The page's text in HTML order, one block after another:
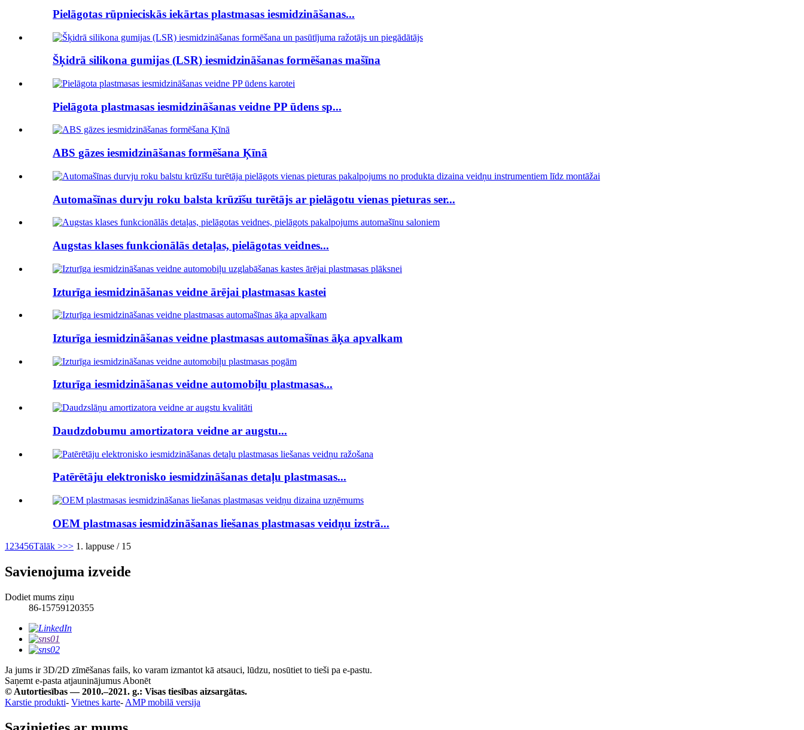
Pielāgotas rūpnieciskās iekārtas plastmasas iesmidzināšanas...
Šķidrā silikona gumijas (LSR) iesmidzināšanas formēšanas mašīna
Pielāgota plastmasas iesmidzināšanas veidne PP ūdens sp...
ABS gāzes iesmidzināšanas formēšana Ķīnā
Automašīnas durvju roku balsta krūzīšu turētājs ar pielāgotu vienas pieturas ser...
Augstas klases funkcionālās detaļas, pielāgotas veidnes...
Izturīga iesmidzināšanas veidne ārējai plastmasas kastei
Izturīga iesmidzināšanas veidne plastmasas automašīnas āķa apvalkam
Izturīga iesmidzināšanas veidne automobiļu plastmasas...
Daudzdobumu amortizatora veidne ar augstu...
Patērētāju elektronisko iesmidzināšanas detaļu plastmasas...
OEM plastmasas iesmidzināšanas liešanas plastmasas veidņu izstrā...
123456Tālāk >>> 1. lappuse / 15
Savienojuma izveide
Dodiet mums ziņu
86-15759120355
Ja jums ir 3D/2D zīmēšanas fails, ko varam izmantot kā atsauci, lūdzu, nosūtiet to tieši pa e-pastu.
Saņemt e-pasta atjauninājumus Abonēt
© Autortiesības — 2010.–2021. g.: Visas tiesības aizsargātas.
Karstie produkti- Vietnes karte- AMP mobilā versija